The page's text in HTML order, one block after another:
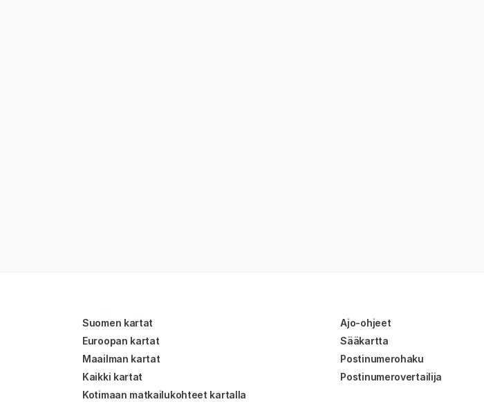
Suomen kartat
Euroopan kartat
Maailman kartat
Kaikki kartat
Kotimaan matkailukohteet kartalla
Ajo-ohjeet
Sääkartta
Postinumerohaku
Postinumerovertailija